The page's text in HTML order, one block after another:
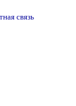
связь